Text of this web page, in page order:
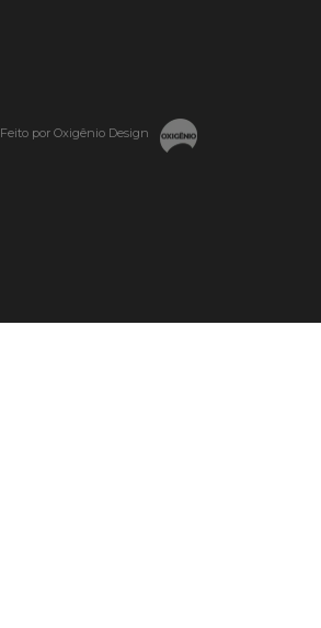
Feito por Oxigênio Design